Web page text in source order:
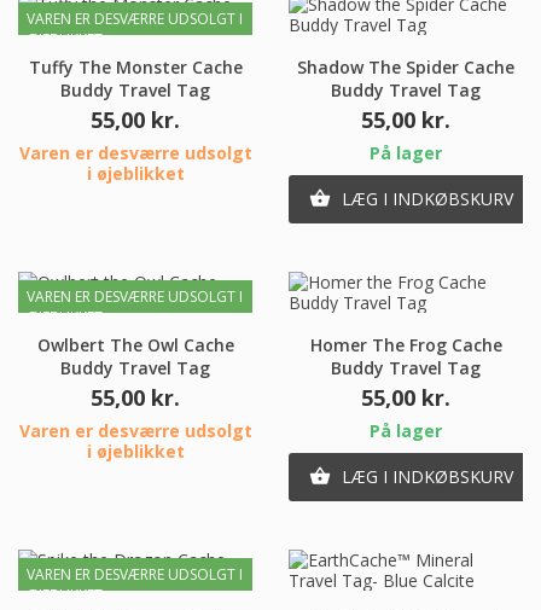
VAREN ER DESVÆRRE UDSOLGT I
ØJEBLIKKET
Tuffy The Monster Cache
Buddy Travel Tag
Pris
55,00 kr.
Varen er desværre udsolgt
i øjeblikket
Shadow The Spider Cache
Buddy Travel Tag
Pris
55,00 kr.
På lager
 LÆG I INDKØBSKURV
VAREN ER DESVÆRRE UDSOLGT I
ØJEBLIKKET
Owlbert The Owl Cache
Buddy Travel Tag
Pris
55,00 kr.
Varen er desværre udsolgt
i øjeblikket
Homer The Frog Cache
Buddy Travel Tag
Pris
55,00 kr.
På lager
 LÆG I INDKØBSKURV
VAREN ER DESVÆRRE UDSOLGT I
ØJEBLIKKET